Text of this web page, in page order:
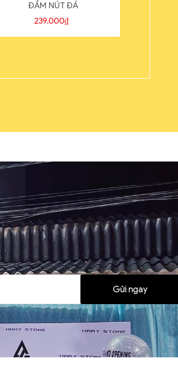
ĐẦM NÚT ĐÁ
239.000₫
Gửi ngay